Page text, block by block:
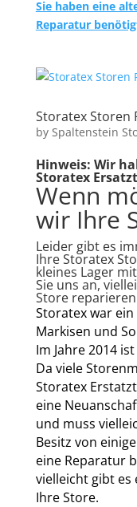
Sie haben eine
Reparatur
Storatex Storen
by Spaltenstein
Hinweis: Wir
Storatex
Wenn
wir Ihre
Leider gibt es
Ihre Storatex
kleines Lager
Sie uns an,
Store
Storatex war
Markisen und
Im Jahre 2014
Da viele
Storatex
eine
und muss
Besitz von
eine Reparatur
vielleicht gibt es
Ihre Store.